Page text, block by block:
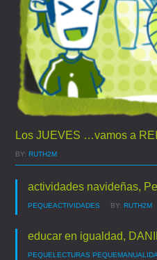
Los JUEVES …vamos a
BY: RUTH2M
actividades navideñas,
PEQUEACTIVIDADES BY: RUTH2M
educar en igualdad,
PEQUELECTURAS